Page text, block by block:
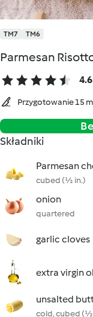
TM7 TM6
Parmesan
4.6
Przygotowanie 15
Składniki
Parmesan
cubed (½ in.)
onion
quartered
garlic cloves
extra virgin
unsalted
cold, cubed (½